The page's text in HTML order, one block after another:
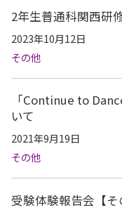
2年生普通科関西研
2023年10月12日
その他
「Continue to
いて
2021年9月19日
その他
受験体験報告会【そ